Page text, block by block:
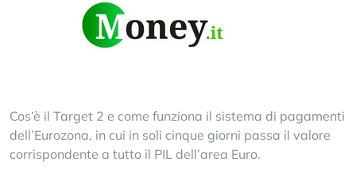
Cos’è il Target 2 e come funziona il sistema di pagamenti
dell’Eurozona, in cui in soli cinque giorni passa il valore
corrispondente a tutto il PIL dell’area Euro.